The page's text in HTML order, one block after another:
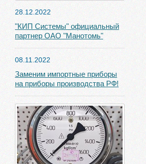
28.12.2022
"КИП Системы" официальный
партнер ОАО "Манотомь"
08.11.2022
Заменим импортные приборы
на приборы производства РФ!